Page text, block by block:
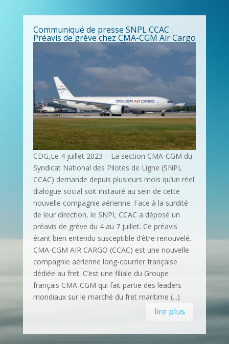
Communiqué de presse SNPL CCAC :
Préavis de grève chez CMA-CGM Air Cargo
CDG,Le 4 juillet 2023 – La section CMA-CGM du
Syndicat National des Pilotes de Ligne (SNPL
CCAC) demande depuis plusieurs mois qu’un réel
dialogue social soit instauré au sein de cette
nouvelle compagnie aérienne. Face à la surdité
de leur direction, le SNPL CCAC a déposé un
préavis de grève du 4 au 7 juillet. Ce préavis
étant bien entendu susceptible d’être renouvelé.
CMA-CGM AIR CARGO (CCAC) est une nouvelle
compagnie aérienne long-courrier française
dédiée au fret. C’est une filiale du Groupe
français CMA-CGM qui fait partie des leaders
mondiaux sur le marché du fret maritime (...)
lire plus